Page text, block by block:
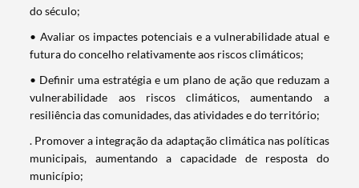
do século;
• Avaliar os impactes potenciais e a vulnerabilidade atual e
futura do concelho relativamente aos riscos climáticos;
• Definir uma estratégia e um plano de ação que reduzam a
vulnerabilidade aos riscos climáticos, aumentando a
resiliência das comunidades, das atividades e do território;
. Promover a integração da adaptação climática nas políticas
municipais, aumentando a capacidade de resposta do
município;